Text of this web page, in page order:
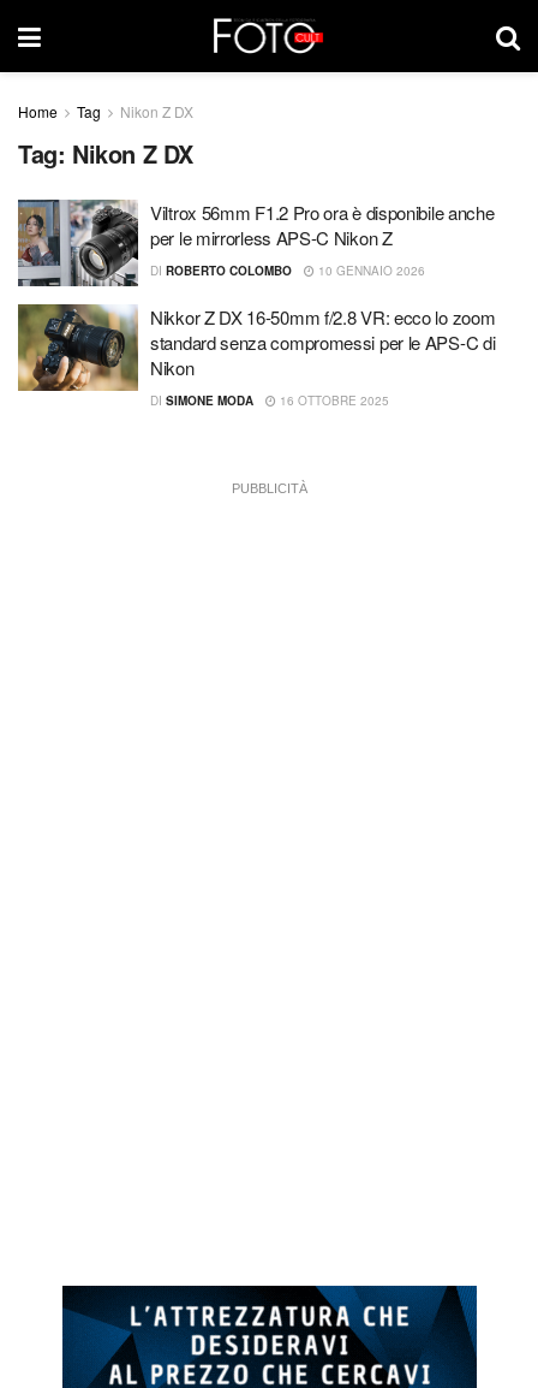
Home Tag Nikon Z DX
Tag: Nikon Z DX
Viltrox 56mm F1.2 Pro ora è disponibile anche
per le mirrorless APS-C Nikon Z
DI ROBERTO COLOMBO 10 GENNAIO 2026
Nikkor Z DX 16-50mm f/2.8 VR: ecco lo zoom
standard senza compromessi per le APS-C di
Nikon
DI SIMONE MODA 16 OTTOBRE 2025
PUBBLICITÀ